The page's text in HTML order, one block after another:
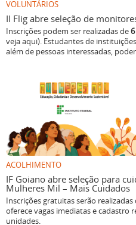
II Flig abre seleção de monitores
Inscrições podem ser realizadas de
veja aqui). Estudantes de
além de pessoas interessadas,
ACOLHIMENTO
IF Goiano abre seleção para
Mulheres Mil – Mais Cuidados
Inscrições gratuitas serão realizadas
oferece vagas imediatas e cadastro
unidades.